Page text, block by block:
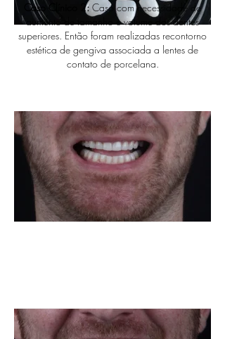
Caso Clínico 2:Caso com necessidade de
aumento de tamanho e volume dos dentes
superiores. Então foram realizadas recontorno
estética de gengiva associada a lentes de
contato de porcelana.